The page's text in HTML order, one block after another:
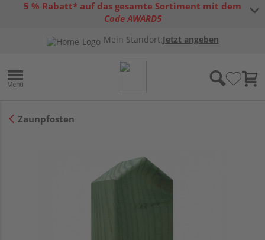
5 % Rabatt* auf das gesamte Sortiment mit dem
Code AWARD5
Gutscheinbedingungen
Mein Standort:Jetzt angeben
Zaunpfosten